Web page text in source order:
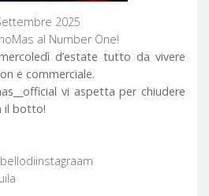
2025
al Number One!
d’estate tutto da vivere
e commerciale.
vi aspetta per chiudere
il botto!